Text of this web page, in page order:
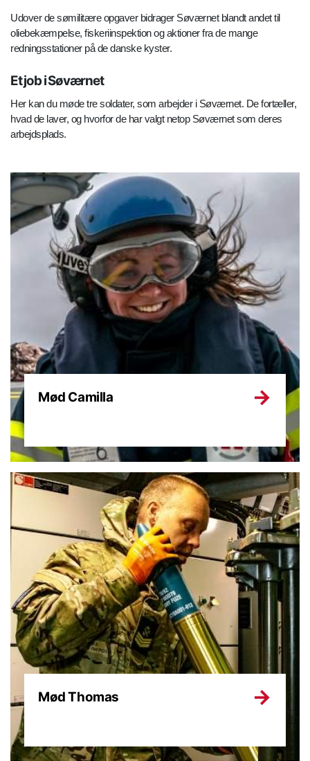
Udover de sømilitære opgaver bidrager Søværnet blandt andet til
oliebekæmpelse, fiskeriinspektion og aktioner fra de mange
redningsstationer på de danske kyster.
Et job i Søværnet
Her kan du møde tre soldater, som arbejder i Søværnet. De fortæller,
hvad de laver, og hvorfor de har valgt netop Søværnet som deres
arbejdsplads.
Mød Camilla
Mød Thomas